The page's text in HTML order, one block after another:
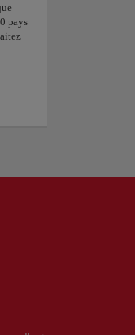
pays